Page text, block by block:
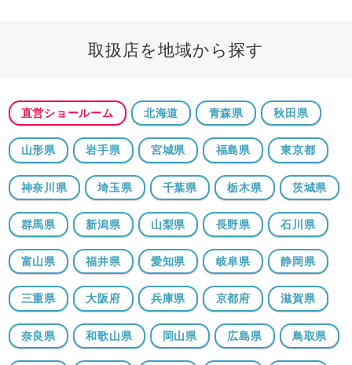
取扱店を地域から探す
直営ショールーム 北海道 青森県 秋田県
山形県 岩手県 宮城県 福島県 東京都
神奈川県 埼玉県 千葉県 栃木県 茨城県
群馬県 新潟県 山梨県 長野県 石川県
富山県 福井県 愛知県 岐阜県 静岡県
三重県 大阪府 兵庫県 京都府 滋賀県
奈良県 和歌山県 岡山県 広島県 鳥取県